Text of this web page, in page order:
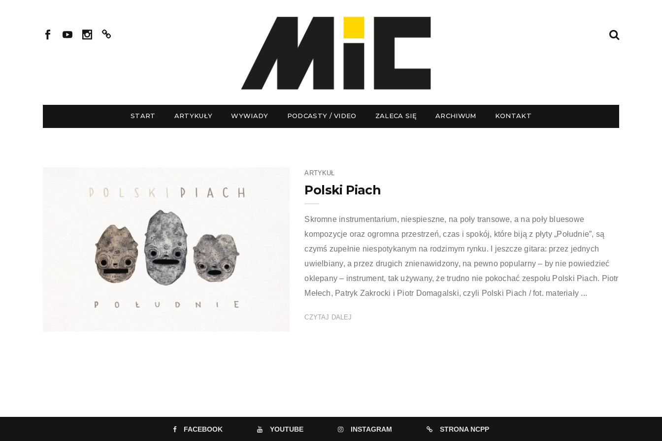
START ARTYKUŁY WYWIADY PODCASTY / VIDEO ZALECA SIĘ ARCHIWUM KONTAKT
ARTYKUŁ
Polski Piach
Skromne instrumentarium, niespieszne, na poły transowe, a na poły bluesowe
kompozycje oraz ogromna przestrzeń, czas i spokój, które biją z płyty „Południe”, są
czymś zupełnie niespotykanym na rodzimym rynku. I jeszcze gitara: przez jednych
uwielbiany, a przez drugich znienawidzony, na pewno popularny – by nie powiedzieć
oklepany – instrument, tak używany, że trudno nie pokochać zespołu Polski Piach. Piotr
Mełech, Patryk Zakrocki i Piotr Domagalski, czyli Polski Piach / fot. materiały ...
CZYTAJ DALEJ
FACEBOOK YOUTUBE INSTAGRAM STRONA NCPP